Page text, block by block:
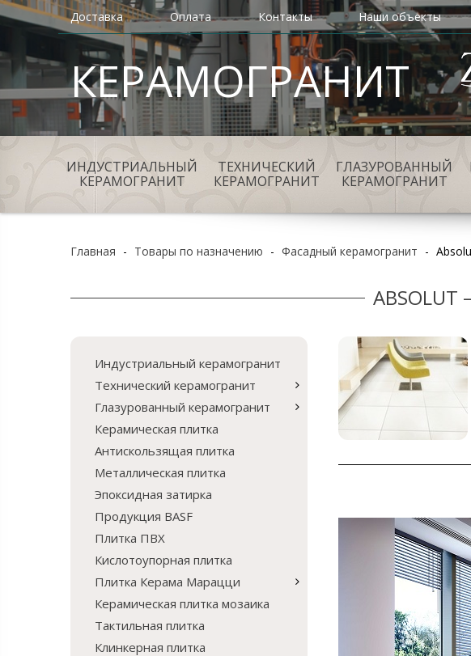
Доставка Оплата Контакты Наши объекты
КЕРАМОГРАНИТ
ИНДУСТРИАЛЬНЫЙ
КЕРАМОГРАНИТ
ТЕХНИЧЕСКИЙ
КЕРАМОГРАНИТ
ГЛАЗУРОВАННЫЙ
КЕРАМОГРАНИТ
Главная - Товары по назначению - Фасадный керамогранит -
Индустриальный керамогранит
Технический керамогранит
Глазурованный керамогранит
Керамическая плитка
Антискользящая плитка
Металлическая плитка
Эпоксидная затирка
Продукция BASF
Плитка ПВХ
Кислотоупорная плитка
Плитка Керама Марацци
Керамическая плитка мозаика
Тактильная плитка
Клинкерная плитка